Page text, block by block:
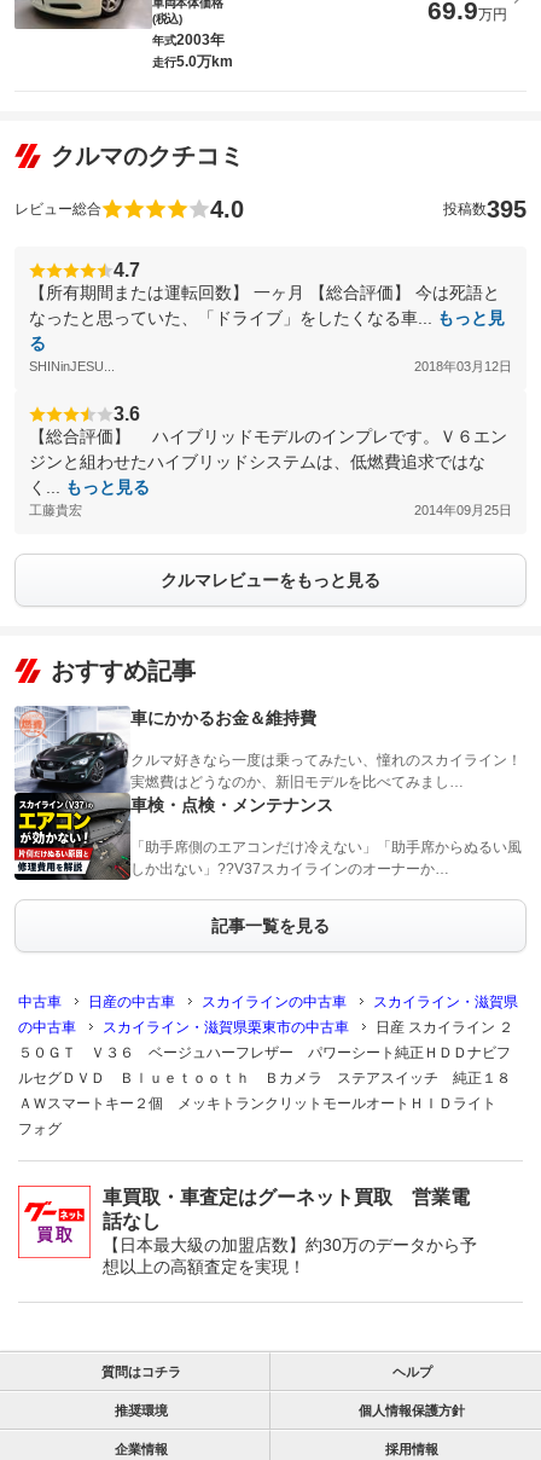
(税込)
69.9万円
年式2003年
走行5.0万km
クルマのクチコミ
レビュー総合 4.0 投稿数395
4.7
【所有期間または運転回数】 一ヶ月 【総合評価】 今は死語と
なったと思っていた、「ドライブ」をしたくなる車...
もっと見
る
SHINinJESU... 2018年03月12日
3.6
【総合評価】 ハイブリッドモデルのインプレです。Ｖ６エン
ジンと組わせたハイブリッドシステムは、低燃費追求ではな
く...
もっと見る
工藤貴宏 2014年09月25日
クルマレビューをもっと見る
おすすめ記事
車にかかるお金＆維持費
クルマ好きなら一度は乗ってみたい、憧れのスカイライン！
実燃費はどうなのか、新旧モデルを比べてみまし…
車検・点検・メンテナンス
「助手席側のエアコンだけ冷えない」「助手席からぬるい風
しか出ない」??V37スカイラインのオーナーか…
記事一覧を見る
中古車 日産の中古車 スカイラインの中古車
スカイライン・滋賀県
の中古車
スカイライン・滋賀県栗東市の中古車
日産 スカイライン ２
５０ＧＴ Ｖ３６ ベージュハーフレザー パワーシート純正ＨＤＤナビフ
ルセグＤＶＤ Ｂｌｕｅｔｏｏｔｈ Ｂカメラ ステアスイッチ 純正１８
ＡＷスマートキー２個 メッキトランクリットモールオートＨＩＤライト
フォグ
車買取・車査定はグーネット買取 営業電
話なし
【日本最大級の加盟店数】約30万のデータから予
想以上の高額査定を実現！
質問はコチラ ヘルプ
推奨環境 個人情報保護方針
企業情報 採用情報